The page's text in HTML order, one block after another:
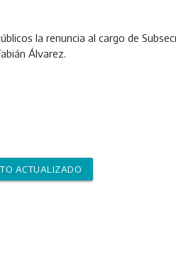
la renuncia al cargo de
Álvarez.
ACTUALIZADO